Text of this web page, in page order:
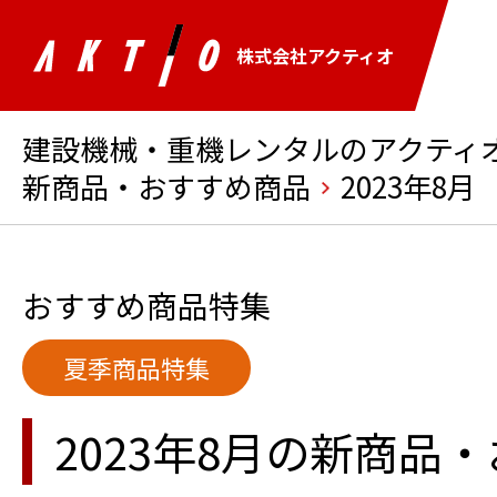
株式会社アクティオ
建設機械・重機レンタルのアクティ
新商品・おすすめ商品
2023年8月
おすすめ商品特集
夏季商品特集
2023年8月の新商品